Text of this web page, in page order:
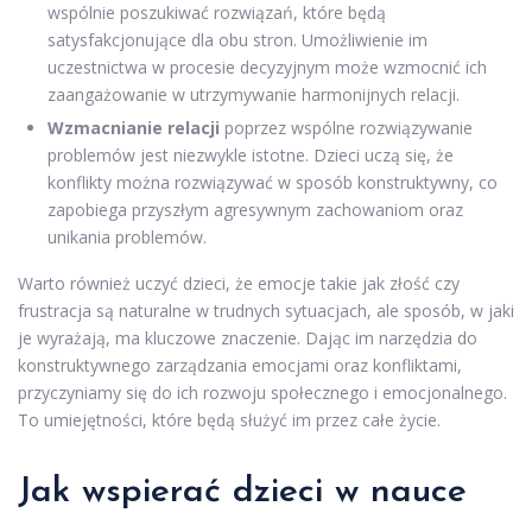
wspólnie poszukiwać rozwiązań, które będą
satysfakcjonujące dla obu stron. Umożliwienie im
uczestnictwa w procesie decyzyjnym może wzmocnić ich
zaangażowanie w utrzymywanie harmonijnych relacji.
Wzmacnianie relacji poprzez wspólne rozwiązywanie
problemów jest niezwykle istotne. Dzieci uczą się, że
konflikty można rozwiązywać w sposób konstruktywny, co
zapobiega przyszłym agresywnym zachowaniom oraz
unikania problemów.
Warto również uczyć dzieci, że emocje takie jak złość czy
frustracja są naturalne w trudnych sytuacjach, ale sposób, w jaki
je wyrażają, ma kluczowe znaczenie. Dając im narzędzia do
konstruktywnego zarządzania emocjami oraz konfliktami,
przyczyniamy się do ich rozwoju społecznego i emocjonalnego.
To umiejętności, które będą służyć im przez całe życie.
Jak wspierać dzieci w nauce